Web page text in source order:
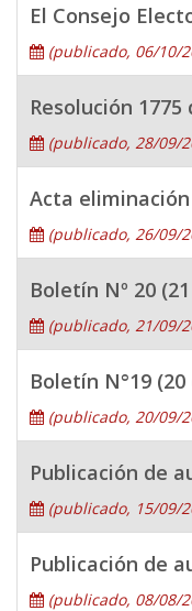
El Consejo
(publicado, 06/10/
Resolución
(publicado, 28/09/
Acta
(publicado, 26/09/
Boletín Nº 20
(publicado, 21/09/
Boletín N°19
(publicado, 20/09/
Publicación de
(publicado, 15/09/
Publicación de
(publicado, 08/08/